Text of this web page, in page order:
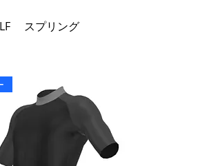
スプリング